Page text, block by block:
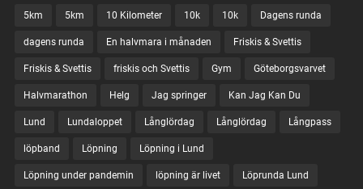
5km 5km 10 Kilometer 10k 10k Dagens runda
dagens runda En halvmara i månaden Friskis & Svettis
Friskis & Svettis friskis och Svettis Gym Göteborgsvarvet
Halvmarathon Helg Jag springer Kan Jag Kan Du
Lund Lundaloppet Långlördag Långlördag Långpass
löpband Löpning Löpning i Lund
Löpning under pandemin löpning är livet Löprunda Lund